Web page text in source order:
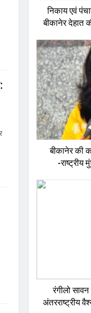
निकाय एवं
बीकानेर देहात
बीकानेर की
-राष्ट्रीय
रंगीलो
अंतरराष्ट्रीय